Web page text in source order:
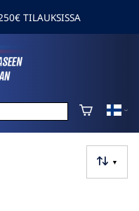
TILAUKSISSA
▼